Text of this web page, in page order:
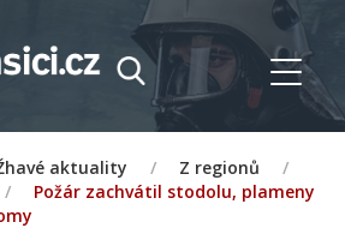
aktuality / Z regionů
/
/
Požár zachvátil stodolu, plameny